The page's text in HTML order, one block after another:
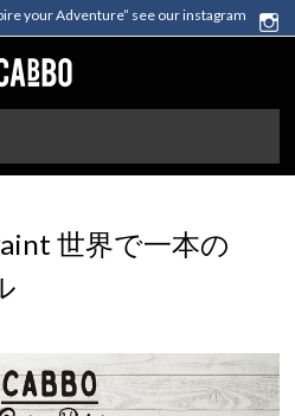
your Adventure” see our instagram
世界で一本の